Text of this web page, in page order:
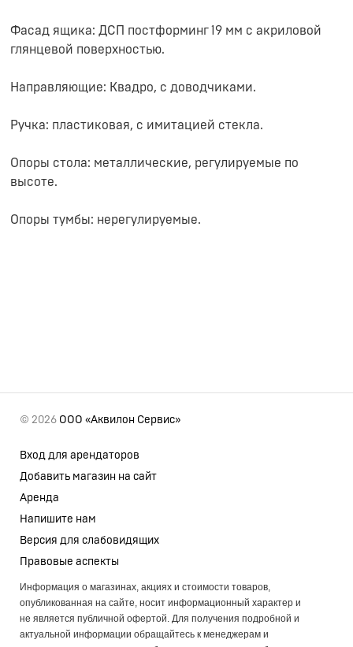
Фасад ящика: ДСП постформинг 19 мм с акриловой
глянцевой поверхностью.
Направляющие: Квадро, с доводчиками.
Ручка: пластиковая, с имитацией стекла.
Опоры стола: металлические, регулируемые по
высоте.
Опоры тумбы: нерегулируемые.
© 2026 ООО «Аквилон Сервис»
Вход для арендаторов
Добавить магазин на сайт
Аренда
Напишите нам
Версия для слабовидящих
Правовые аспекты
Информация о магазинах, акциях и стоимости товаров,
опубликованная на сайте, носит информационный характер и
не является публичной офертой. Для получения подробной и
актуальной информации обращайтесь к менеджерам и